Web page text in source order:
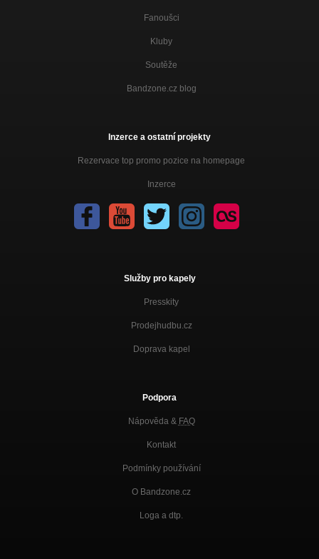
Fanoušci
Kluby
Soutěže
Bandzone.cz blog
Inzerce a ostatní projekty
Rezervace top promo pozice na homepage
Inzerce
Služby pro kapely
Presskity
Prodejhudbu.cz
Doprava kapel
Podpora
Nápověda & FAQ
Kontakt
Podmínky používání
O Bandzone.cz
Loga a dtp.